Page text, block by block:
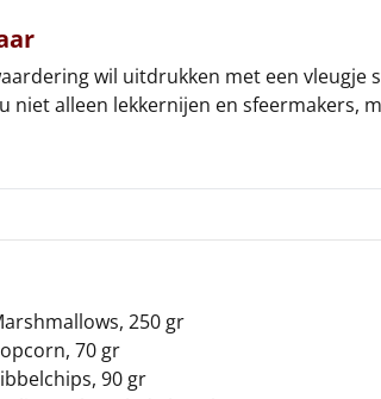
wil uitdrukken met een
niet alleen lekkernijen en
250 gr
70 gr
90 gr